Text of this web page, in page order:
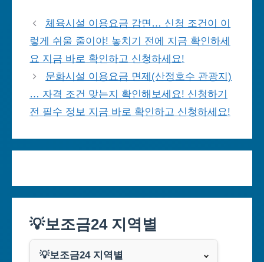
체육시설 이용요금 감면… 신청 조건이 이
렇게 쉬울 줄이야! 놓치기 전에 지금 확인하세
요 지금 바로 확인하고 신청하세요!
문화시설 이용요금 면제(산정호수 관광지)
… 자격 조건 맞는지 확인해보세요! 신청하기
전 필수 정보 지금 바로 확인하고 신청하세요!
💡보조금24 지역별
💡보조금24 지역별